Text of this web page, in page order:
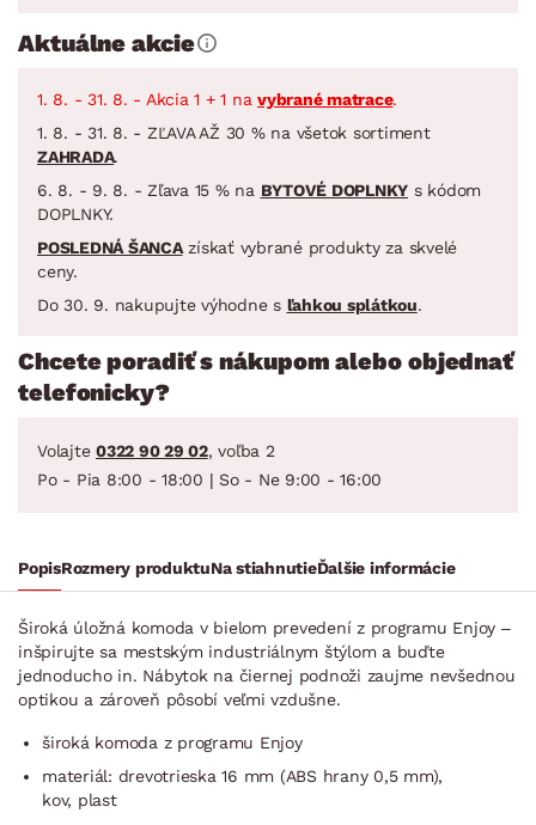
Aktuálne akcie
1. 8. - 31. 8. - Akcia 1 + 1 na vybrané matrace.
1. 8. - 31. 8. - ZĽAVA AŽ 30 % na všetok sortiment
ZAHRADA.
6. 8. - 9. 8. - Zľava 15 % na BYTOVÉ DOPLNKY s kódom
DOPLNKY.
POSLEDNÁ ŠANCAzískať vybrané produkty za skvelé
ceny.
Do 30. 9. nakupujte výhodne s ľahkou splátkou.
Chcete poradiť s nákupom alebo objednať
telefonicky?
Volajte 0322 90 29 02, voľba 2
Po - Pia 8:00 - 18:00 | So - Ne 9:00 - 16:00
PopisRozmery produktuNa stiahnutieĎalšie informácie
Široká úložná komoda v bielom prevedení z programu Enjoy –
inšpirujte sa mestským industriálnym štýlom a buďte
jednoducho in. Nábytok na čiernej podnoži zaujme nevšednou
optikou a zároveň pôsobí veľmi vzdušne.
široká komoda z programu Enjoy
materiál: drevotrieska 16 mm (ABS hrany 0,5 mm),
kov, plast